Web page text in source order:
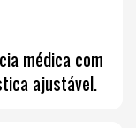
médica com
ajustável.